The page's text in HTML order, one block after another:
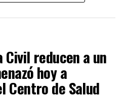
Civil reducen a un
hoy a
Centro de Salud